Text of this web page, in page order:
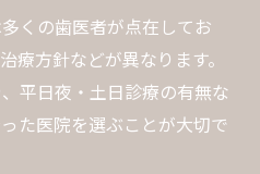
歯ぎしりに効果的な理由
合わせ治療が重要なワケ
せ調整の満足度を比較
くの歯医者が点在してお
療方針などが異なります。
平日夜・土日診療の有無な
た医院を選ぶことが大切で